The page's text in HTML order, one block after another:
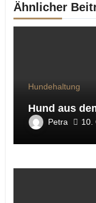
Ähnlicher
Hundehaltung
Hund aus
Petra 10.